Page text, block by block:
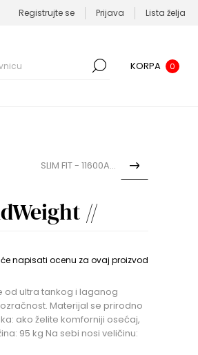
Registrujte se Prijava Lista želja
KORPA 0
SLIM FIT - 11600A33G
//
napisati ocenu za ovaj proizvod
od ultra tankog i laganog
Materijal se prirodno
ako želite komforniji osećaj,
95 kg Na sebi nosi veličinu: